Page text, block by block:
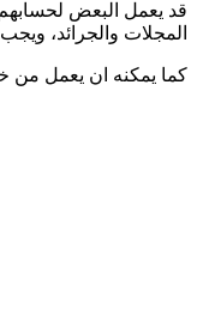
المجلات والجرائد،
كما يمكنه ان يعمل من